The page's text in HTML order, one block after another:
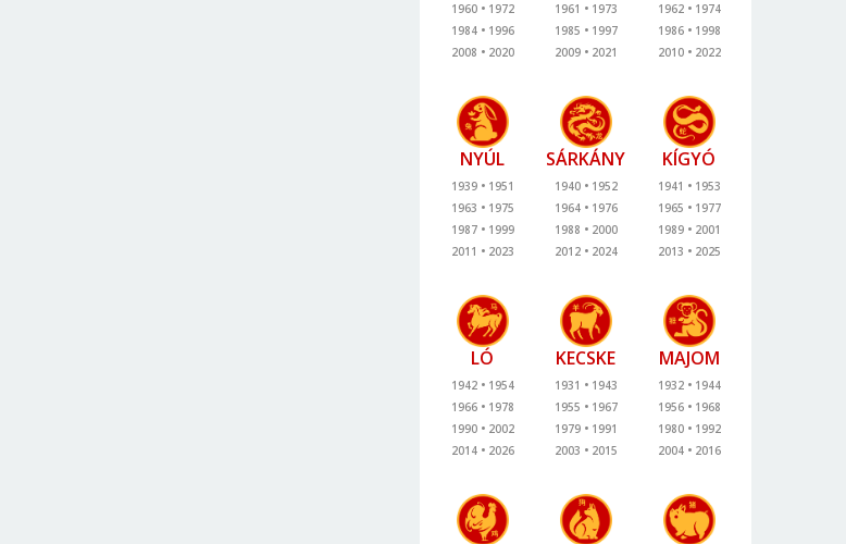
1960
1972
1984
1996
2008
2020
1961
1973
1985
1997
2009
2021
1962
1974
1986
1998
2010
2022
NYÚL
1939
1951
1963
1975
1987
1999
2011
2023
SÁRKÁNY
1940
1952
1964
1976
1988
2000
2012
2024
KÍGYÓ
1941
1953
1965
1977
1989
2001
2013
2025
LÓ
1942
1954
1966
1978
1990
2002
2014
2026
KECSKE
1931
1943
1955
1967
1979
1991
2003
2015
MAJOM
1932
1944
1956
1968
1980
1992
2004
2016